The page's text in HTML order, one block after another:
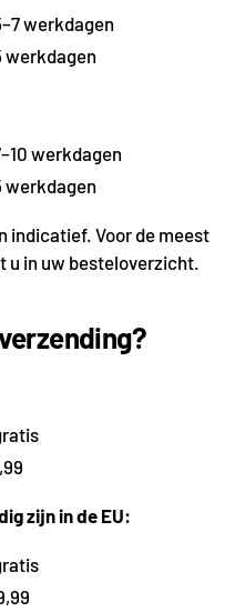
werkdagen
werkdagen
werkdagen
werkdagen
indicatief. Voor de meest
in uw besteloverzicht.
zijn in de EU: